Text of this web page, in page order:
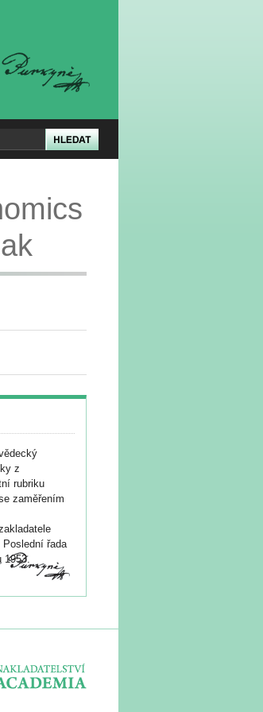
z
rubriku
zaměřením
řada
1953.